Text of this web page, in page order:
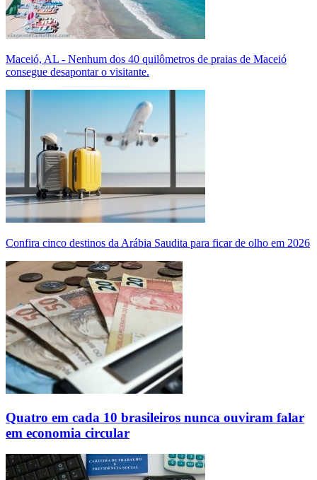
Maceió, AL - Nenhum dos 40 quilômetros de praias de Maceió
consegue desapontar o visitante.
Confira cinco destinos da Arábia Saudita para ficar de olho em 2026
Quatro em cada 10 brasileiros nunca ouviram falar
em economia circular